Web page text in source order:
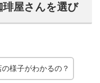
琲屋さんを選び
様子がわかるの？